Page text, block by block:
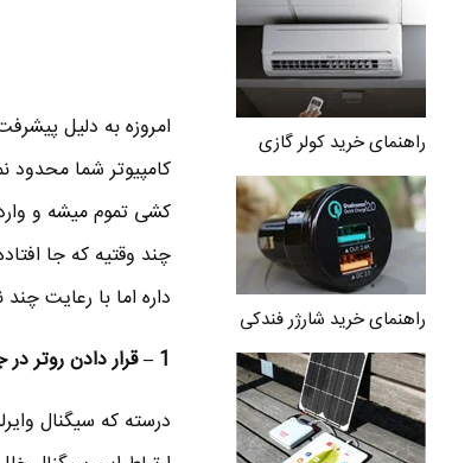
راهنمای خرید کولر گازی
راهنمای خرید شارژر فندکی
امروزه به دلیل
کامپیوتر شما
کشی تموم میشه و
چند وقتیه که جا
داره اما با رعایت
1 – قرار دادن روتر در جای صحیح !
درسته که سیگنال